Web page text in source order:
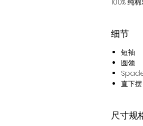
100% 纯
细节
短袖
圆领
直下摆
尺寸规